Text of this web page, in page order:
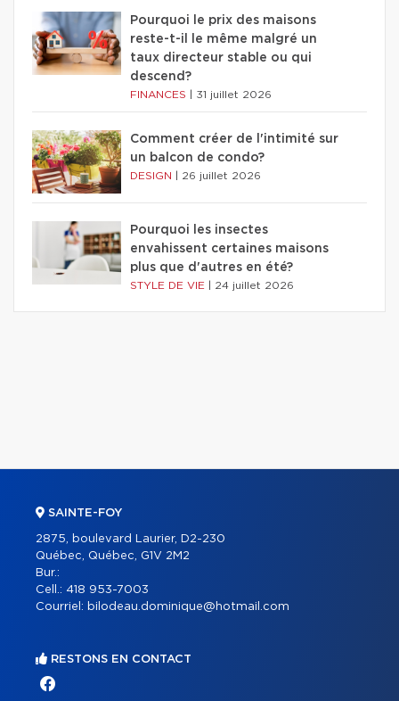
Pourquoi le prix des maisons
reste-t-il le même malgré un
taux directeur stable ou qui
descend?
FINANCES 31 juillet 2026
Comment créer de l'intimité sur
un balcon de condo?
DESIGN 26 juillet 2026
Pourquoi les insectes
envahissent certaines maisons
plus que d'autres en été?
STYLE DE VIE 24 juillet 2026
SAINTE-FOY
2875, boulevard Laurier, D2-230
Québec, Québec, G1V 2M2
Bur.:
Cell.: 418 953-7003
Courriel: bilodeau.dominique@hotmail.com
RESTONS EN CONTACT